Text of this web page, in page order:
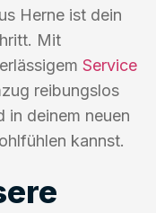
Herne ist dein
Mit
Service
reibungslos
in deinem neuen
kannst.